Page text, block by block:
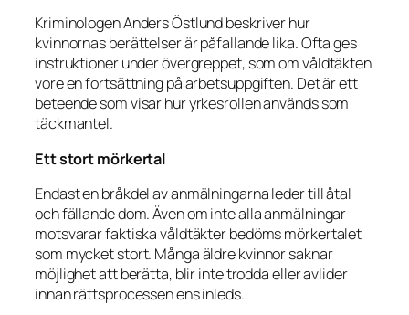
Kriminologen Anders Östlund beskriver hur
kvinnornas berättelser är påfallande lika. Ofta ges
instruktioner under övergreppet, som om våldtäkten
vore en fortsättning på arbetsuppgiften. Det är ett
beteende som visar hur yrkesrollen används som
täckmantel.
Ett stort mörkertal
Endast en bråkdel av anmälningarna leder till åtal
och fällande dom. Även om inte alla anmälningar
motsvarar faktiska våldtäkter bedöms mörkertalet
som mycket stort. Många äldre kvinnor saknar
möjlighet att berätta, blir inte trodda eller avlider
innan rättsprocessen ens inleds.